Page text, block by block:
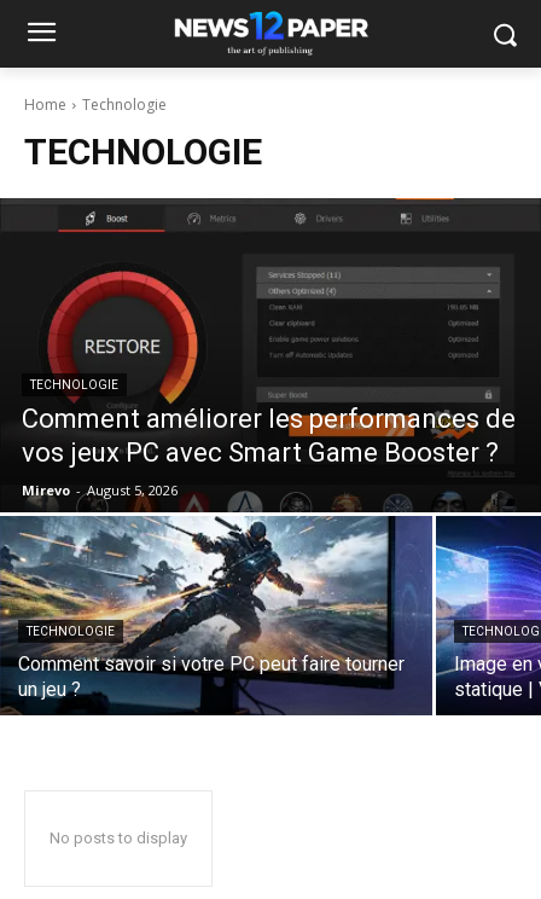
Home Technologie
TECHNOLOGIE
TECHNOLOGIE
Comment améliorer les performances de
vos jeux PC avec Smart Game Booster ?
Mirevo - August 5, 2026
TECHNOLOGIE
Comment savoir si votre PC peut faire tourner
un jeu ?
Image en
statique |
No posts to display